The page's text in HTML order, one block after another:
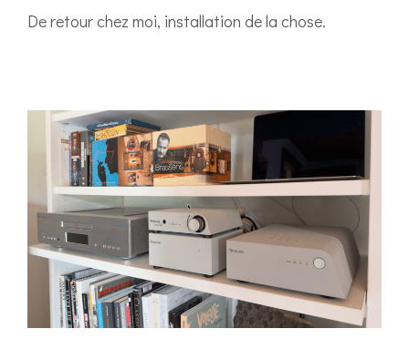
De retour chez moi, installation de la chose.